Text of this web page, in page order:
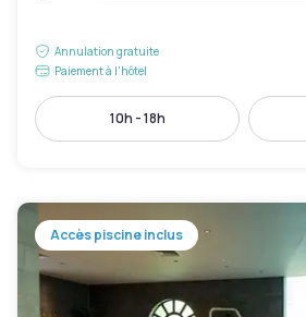
Annulation gratuite
Paiement à l'hôtel
10h - 18h
Accès piscine inclus